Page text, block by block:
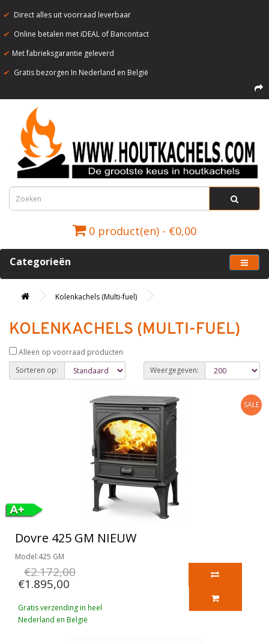
✔ Direct alles uit voorraad leverbaar
✔ Online betalen met iDEAL of Bancontact
✔ Met fabrieksgarantie geleverd
✔ Gratis bezorgen In Nederland en België
0 product(en) - €0,00
Categorieën
Kolenkachels (Multi-fuel)
KOLENKACHELS (MULTI-FUEL)
Alleen op voorraad producten
Sorteren op:
Weergegeven:
SALE
Dovre 425 GM NIEUW
Model:425 GM
€2.172,00
€1.895,00
Gratis verzending in heel
Nederland en België